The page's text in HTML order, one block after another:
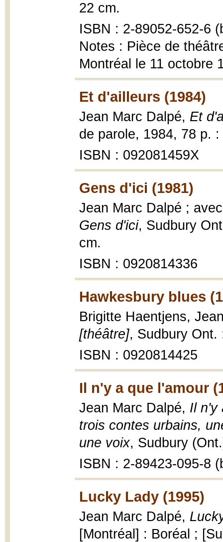
22 cm.
ISBN : 2-89052-652-6
Notes : Pièce de
Montréal le 11 octobre
Et d'ailleurs (1984)
Jean Marc Dalpé, Et
de parole, 1984, 78 p.
ISBN : 092081459X
Gens d'ici (1981)
Jean Marc Dalpé ;
Gens d'ici, Sudbury
cm.
ISBN : 0920814336
Hawkesbury blues
Brigitte Haentjens,
[théâtre], Sudbury
ISBN : 0920814425
Il n'y a que l'amour
Jean Marc Dalpé, Il n'y
trois contes urbains,
une voix, Sudbury
ISBN : 2-89423-095-8
Lucky Lady (1995)
Jean Marc Dalpé,
[Montréal] : Boréal ;